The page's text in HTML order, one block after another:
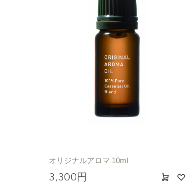
オリジナルアロマ 10ml
3,300円